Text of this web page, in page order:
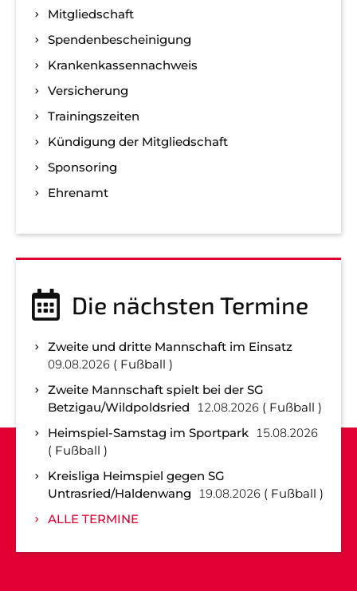
Mitgliedschaft
Spenden­bescheinigung
Kranken­kassen­nachweis
Versicherung
Trainingszeiten
Kündigung der Mitgliedschaft
Sponsoring
Ehrenamt
Die nächsten Termine
Zweite und dritte Mannschaft im Einsatz
09.08.2026
Fußball
Zweite Mannschaft spielt bei der SG
Betzigau/Wildpoldsried
12.08.2026
Fußball
Heimspiel-Samstag im Sportpark 15.08.2026
Fußball
Kreisliga Heimspiel gegen SG
Untrasried/Haldenwang
19.08.2026
Fußball
ALLE TERMINE